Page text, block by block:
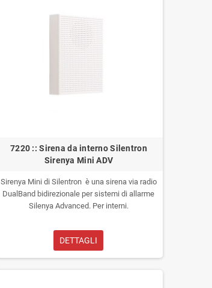
attraverso Smartphone (APP), tablet e PC.
Telegestione totale dell'impianto per
l'installatore.
7220 :: Sirena da interno Silentron
Sirenya Mini ADV
Sirenya Mini di Silentron è una sirena via radio
DualBand bidirezionale per sistemi di allarme
Silenya Advanced. Per interni.
DETTAGLI